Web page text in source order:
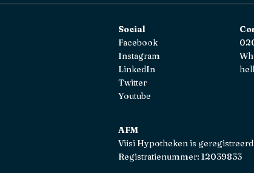
Social
Facebook
Instagram
LinkedIn
Twitter
Youtube
AFM
Viisi Hypotheken is
Registratienummer: 12039833